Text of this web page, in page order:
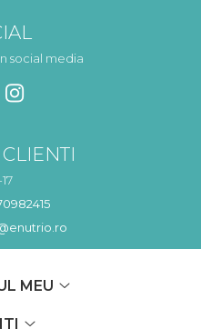
social media
MEU